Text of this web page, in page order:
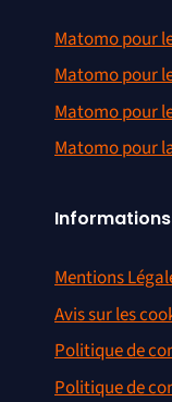
Matomo pour
Matomo pour
Matomo pour
Matomo pour
Mentions
Avis sur les
Politique de
Politique de